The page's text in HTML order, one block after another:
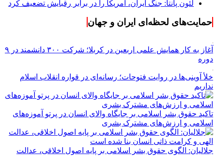
لئون پانتا: جنگ ایران، آمریکا را در برابر رقبایش تضعیف کرد
حمایت‌های لحظه‌ای ایران و جهان
آغاز به کار همایش علمی اربعین در کربلا؛ شرکت ۳۰۰ دانشمند در ۹
دوره
خلأ آوینی‌ها در روایت فتوحات؛ رسانه‌ای در قواره انقلاب اسلام
نداریم
تاکید حقوق بشر اسلامی بر جایگاه والای انسان در پرتو آموزه‌های
اسلامی و ارزش‌های مشترک بشری
جلالیان: الگوی حقوق بشر اسلامی بر پایه اصول اخلاقی، عدالت